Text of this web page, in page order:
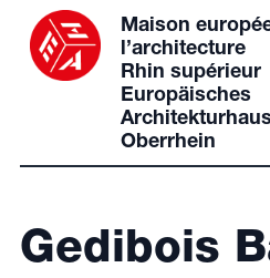
Maison
l’architecture
Rhin supérieur
Europäisches
Architekturhaus
Oberrhein
Gedibois